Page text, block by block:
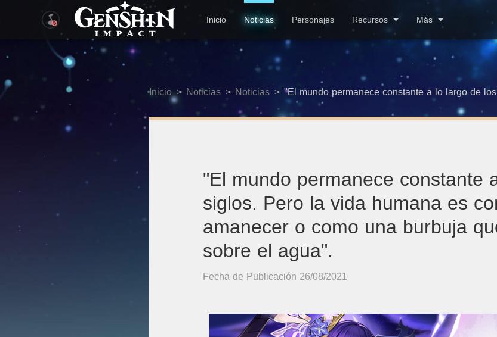
Inicio Noticias Personajes Recursos Más
Inicio > Noticias > Noticias >
"El mundo permanece constante
siglos. Pero la vida humana es
amanecer o como una burbuja
sobre el agua".
Fecha de Publicación 26/08/2021